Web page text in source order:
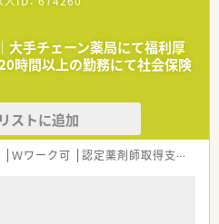
大手チェーン薬局にて福利厚
時間以上の勤務にて社会保険
ストに追加
Ｗワーク可 認定薬剤師取得支援あり